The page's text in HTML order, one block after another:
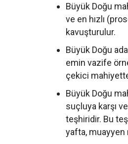
Büyük Doğu
ve en hızlı
kavuşturulur.
Büyük Doğu
emin vazife
çekici
Büyük Doğu
suçluya karşı
teşhiridir. Bu
yafta, muayyen